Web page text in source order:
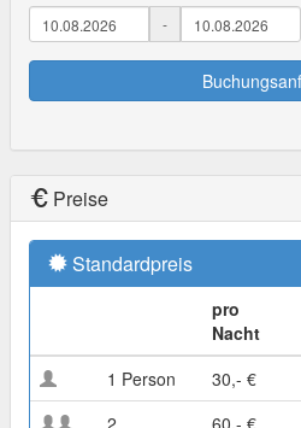
-
Preise
Standardpreis
pro
Nacht
1 Person
30,- €